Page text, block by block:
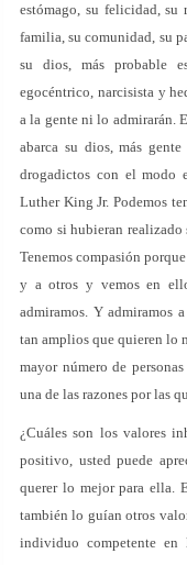
estómago, su felicidad, su
familia, su comunidad, su
su dios, más probable
egocéntrico, narcisista y
a la gente ni lo admirarán.
abarca su dios, más
drogadictos con el modo
Luther King Jr. Podemos
como si hubieran
Tenemos compasión
y a otros y vemos en
admiramos. Y admiramos
tan amplios que quieren lo
mayor número de
una de las razones por las
¿Cuáles son los valores
positivo, usted puede
querer lo mejor para ella.
también lo guían otros
individuo competente